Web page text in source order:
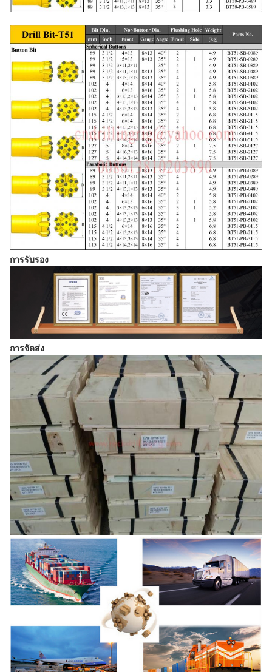
การรับรอง
การจัดส่ง